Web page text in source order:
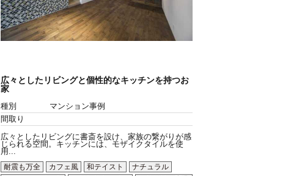
広々としたリビングと個性的なキッチンを持つお
家
種別
マンション事例
間取り
広々としたリビングに書斎を設け、家族の繋がりが感
じられる空間。キッチンには、モザイクタイルを使
用...
耐震も万全
カフェ風 和テイスト
ナチュラル